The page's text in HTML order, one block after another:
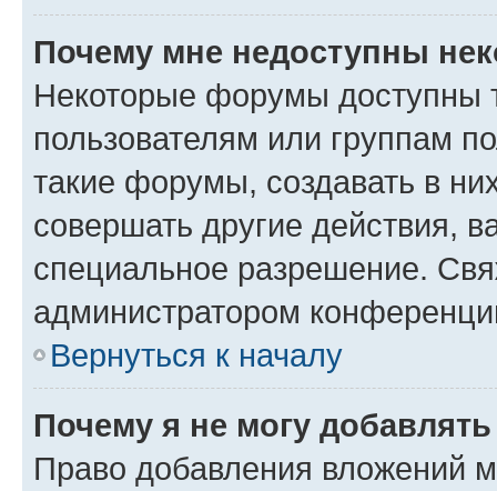
Почему мне недоступны
Некоторые форумы доступны
пользователям или группам
такие форумы, создавать в
совершать другие действия,
специальное разрешение.
администратором
Вернуться к началу
Почему я не могу
Право добавления вложений